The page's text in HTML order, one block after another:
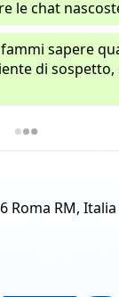
le chat
fammi sapere
di
Roma RM, Italia